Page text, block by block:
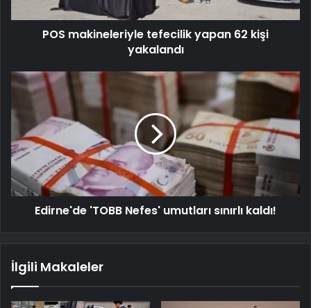
POS makineleriyle tefecilik yapan 62 kişi
yakalandı
Edirne'de 'TOBB Nefes' umutları sınırlı kaldı!
İlgili Makaleler